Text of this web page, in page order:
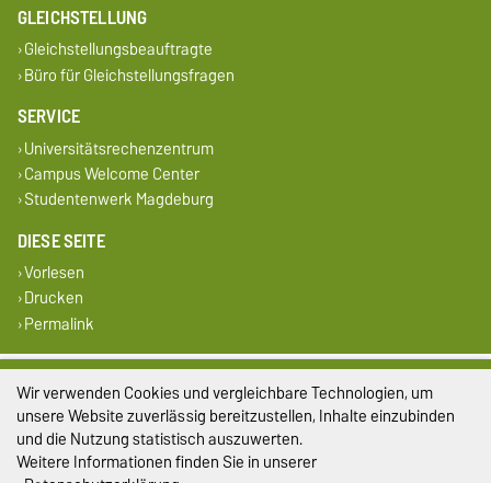
GLEICHSTELLUNG
Gleichstellungsbeauftragte
Büro für Gleichstellungsfragen
SERVICE
Universitätsrechenzentrum
Campus Welcome Center
Studentenwerk Magdeburg
DIESE SEITE
Vorlesen
Drucken
Permalink
Impressum
Datenschutz
Barrierefreiheit
Wir verwenden Cookies und vergleichbare Technologien, um
unsere Website zuverlässig bereitzustellen, Inhalte einzubinden
und die Nutzung statistisch auszuwerten.
Weitere Informationen finden Sie in unserer